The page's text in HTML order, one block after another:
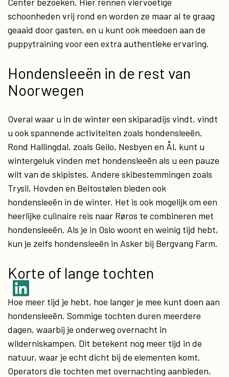
schoonheden vrij rond en worden ze maar al te graag
geaaid door gasten, en u kunt ook meedoen aan de
puppytraining voor een extra authentieke ervaring.
Hondensleeën in de rest van
Noorwegen
Overal waar u in de winter een skiparadijs vindt, vindt
u ook spannende activiteiten zoals hondensleeën.
Rond Hallingdal, zoals Geilo, Nesbyen en Ål, kunt u
wintergeluk vinden met hondensleeën als u een pauze
wilt van de skipistes. Andere skibestemmingen zoals
Trysil, Hovden en Beitostølen bieden ook
hondensleeën in de winter. Het is ook mogelijk om een ​​
heerlijke culinaire reis naar Røros te combineren met
hondensleeën. Als je in Oslo woont en weinig tijd hebt,
kun je zelfs hondensleeën in Asker bij Bergvang Farm.
Korte of lange tochten
Hoe meer tijd je hebt, hoe langer je mee kunt doen aan
hondensleeën. Sommige tochten duren meerdere
dagen, waarbij je onderweg overnacht in
wilderniskampen. Dit betekent nog meer tijd in de
natuur, waar je echt dicht bij de elementen komt.
Operators die tochten met overnachting aanbieden,